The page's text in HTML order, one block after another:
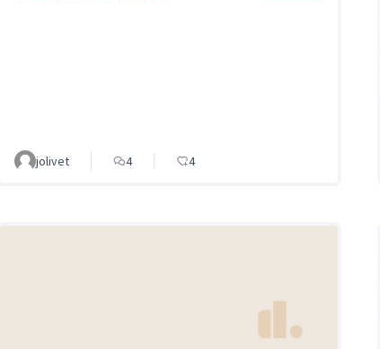
jolivet 4 4